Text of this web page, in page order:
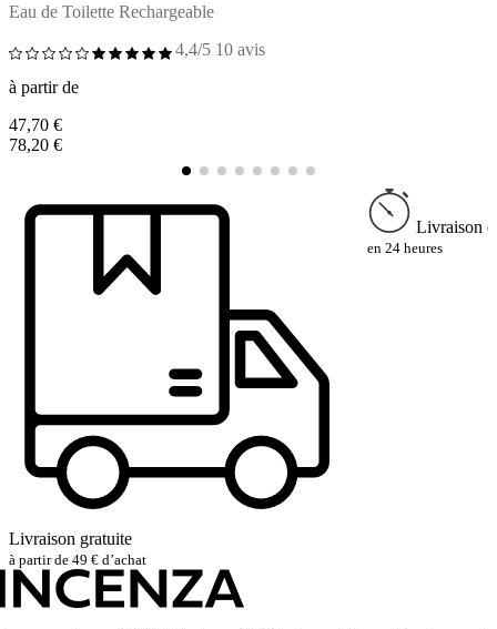
Eau de Toilette Rechargeable
4,4/5 10 avis
à partir de
47,70 €
78,20 €
Livraison gratuite
à partir de 49 € d’achat
Livraison
en 24 heures